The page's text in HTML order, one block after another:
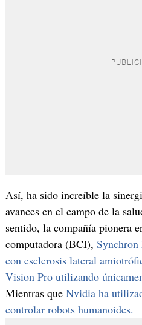
Así, ha sido increíble la
avances en el campo de la
sentido, la compañía pionera
computadora (BCI), Synchron
con esclerosis lateral
Vision Pro utilizando
Mientras que Nvidia ha
controlar robots humanoides.